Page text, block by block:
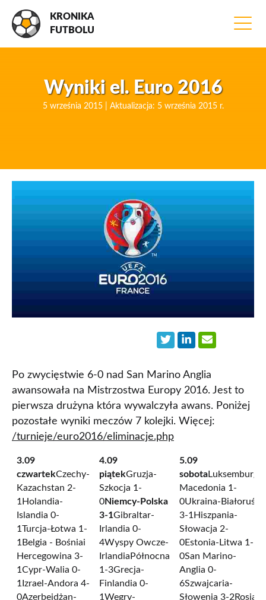
KRONIKA
FUTBOLU
Wyniki el. Euro 2016
5 września 2015 | Aktualizacja: 5 września 2015 r.
Po zwycięstwie 6-0 nad San Marino Anglia
awansowała na Mistrzostwa Europy 2016. Jest to
pierwsza drużyna która wywalczyła awans. Poniżej
pozostałe wyniki meczów 7 kolejki. Więcej:
/turnieje/euro2016/eliminacje.php
3.09
czwartekCzechy-
Kazachstan 2-
1Holandia-
Islandia 0-
1Turcja-Łotwa 1-
1Belgia - Bośniai
Hercegowina 3-
1Cypr-Walia 0-
1Izrael-Andora 4-
0Azerbejdżan-
4.09
piątekGruzja-
Szkocja 1-
0Niemcy-Polska
3-1Gibraltar-
Irlandia 0-
4Wyspy Owcze-
IrlandiaPółnocna
1-3Grecja-
Finlandia 0-
1Węgry-
5.09
sobotaLuksemburg-
Macedonia 1-
0Ukraina-Białoruś
3-1Hiszpania-
Słowacja 2-
0Estonia-Litwa 1-
0San Marino-
Anglia 0-
6Szwajcaria-
Słowenia 3-2Rosja-